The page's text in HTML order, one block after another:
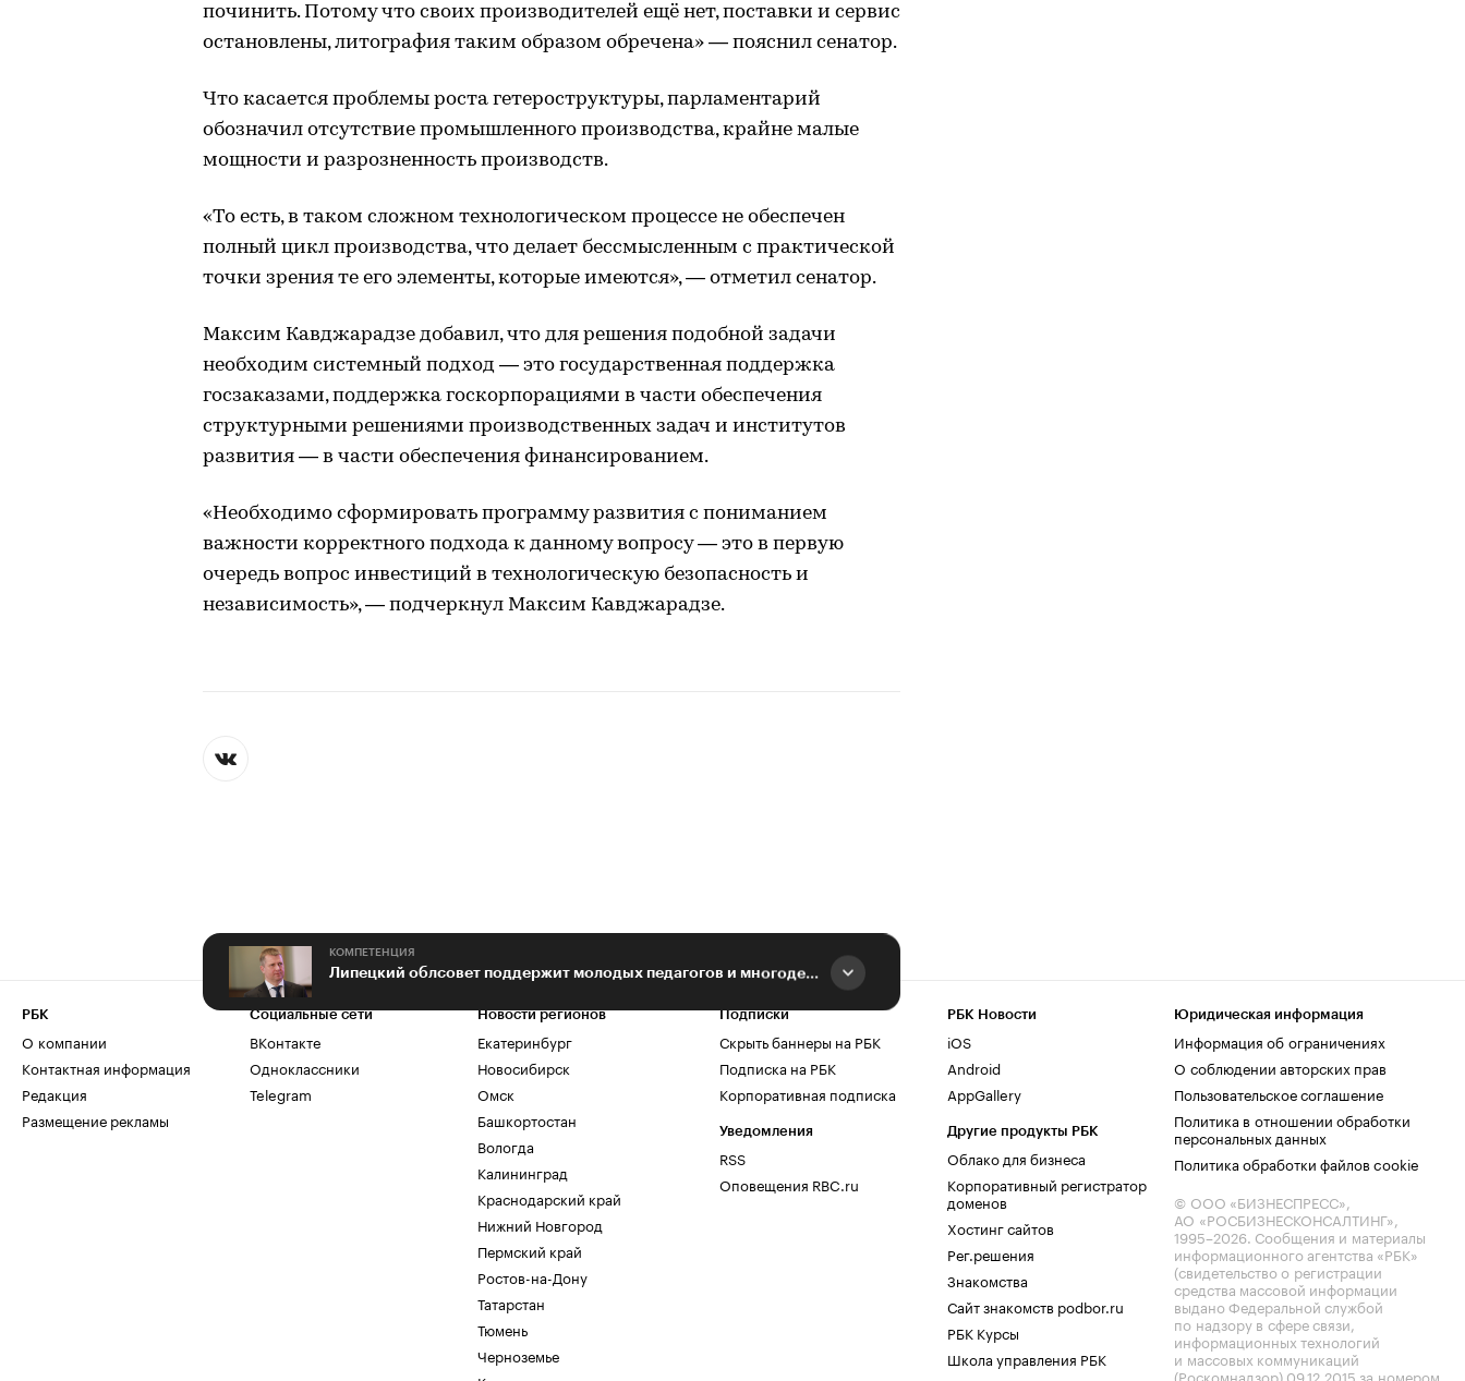
починить. Потому что своих производителей ещё нет, поставки и сервис
остановлены, литография таким образом обречена» — пояснил сенатор.
Что касается проблемы роста гетероструктуры, парламентарий
обозначил отсутствие промышленного производства, крайне малые
мощности и разрозненность производств.
«То есть, в таком сложном технологическом процессе не обеспечен
полный цикл производства, что делает бессмысленным с практической
точки зрения те его элементы, которые имеются», — отметил сенатор.
Максим Кавджарадзе добавил, что для решения подобной задачи
необходим системный подход — это государственная поддержка
госзаказами, поддержка госкорпорациями в части обеспечения
структурными решениями производственных задач и институтов
развития — в части обеспечения финансированием.
«Необходимо сформировать программу развития с пониманием
важности корректного подхода к данному вопросу — это в первую
очередь вопрос инвестиций в технологическую безопасность и
независимость», — подчеркнул Максим Кавджарадзе.
КОМПЕТЕНЦИЯ
Липецкий облсовет поддержит молодых педагогов и многодетные семьи
РБК
О компании
Контактная информация
Редакция
Размещение рекламы
Социальные сети
ВКонтакте
Одноклассники
Telegram
Новости регионов
Екатеринбург
Новосибирск
Омск
Башкортостан
Вологда
Калининград
Краснодарский край
Нижний Новгород
Пермский край
Ростов-на-Дону
Татарстан
Тюмень
Черноземье
Подписки
Скрыть баннеры на РБК
Подписка на РБК
Корпоративная подписка
Уведомления
RSS
Оповещения RBC.ru
РБК Новости
iOS
Android
AppGallery
Другие продукты РБК
Облако для бизнеса
Корпоративный регистратор
доменов
Хостинг сайтов
Рег.решения
Знакомства
Сайт знакомств podbor.ru
РБК Курсы
Школа управления РБК
Юридическая информация
Информация об ограничениях
О соблюдении авторских прав
Пользовательское соглашение
Политика в отношении обработки
персональных данных
Политика обработки файлов cookie
© ООО «БИЗНЕСПРЕСС»,
АО «РОСБИЗНЕСКОНСАЛТИНГ»,
1995–2026. Сообщения и материалы
информационного агентства «РБК»
(свидетельство о регистрации
средства массовой информации
выдано Федеральной службой
по надзору в сфере связи,
информационных технологий
и массовых коммуникаций
(Роскомнадзор) 09.12.2015 за номером